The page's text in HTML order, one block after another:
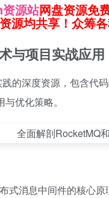
源站网盘资源免
源均共享！众筹
与项目实战应
的深度资源，包含代
优化策略。
式消息中间件的核心